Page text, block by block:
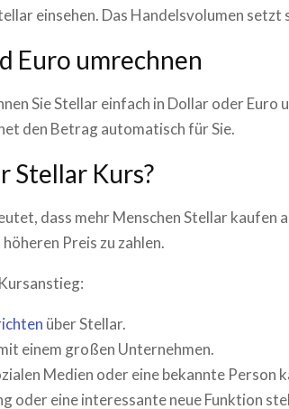
einsehen. Das Handelsvolumen setzt
Euro umrechnen
SieStellareinfach in Dollar oder Euro
den Betrag automatisch für Sie.
Stellar Kurs?
dass mehr MenschenStellarkaufen
Preis zu zahlen.
überStellar.
einem großen Unternehmen.
Medien oder eine bekannte Person
oder eine interessante neue Funktion